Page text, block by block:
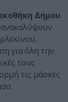
Δήμου
για όλη την
τους
τις μάσκες